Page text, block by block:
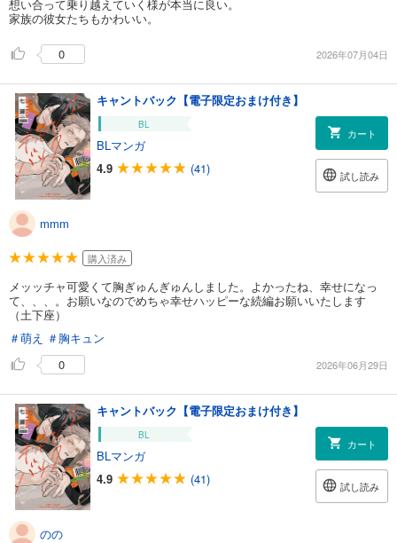
想い合って乗り越えていく様が本当に良い。
家族の彼女たちもかわいい。
0 2026年07月04日
キャントバック【電子限定おまけ付き】
BL
BLマンガ
4.9
(41)
カート
試し読み
mmm
購入済み
メッッチャ可愛くて胸ぎゅんぎゅんしました。よかったね、幸せになっ
て、、、。お願いなのでめちゃ幸せハッピーな続編お願いいたします
（土下座）
＃萌え ＃胸キュン
0
2026年06月29日
キャントバック【電子限定おまけ付き】
BL
BLマンガ
4.9
(41)
カート
試し読み
のの